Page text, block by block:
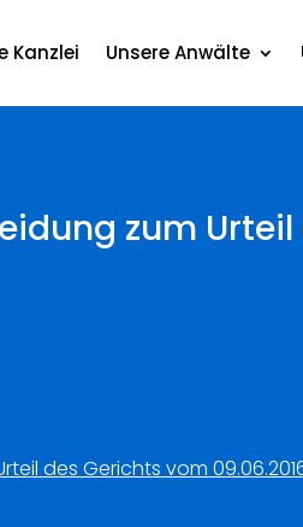
Kanzlei Unsere Anwälte
zum Urteil
des Gerichts vom